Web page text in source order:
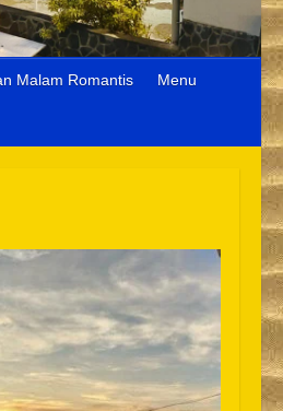
Malam Romantis Menu